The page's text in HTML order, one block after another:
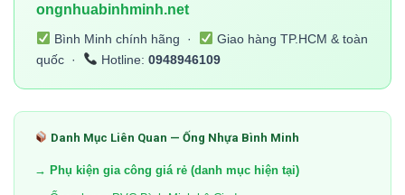
ongnhuabinhminh.net
Bình Minh chính hãng ·
Giao hàng TP.HCM & toàn
quốc ·
Hotline: 0948946109
Danh Mục Liên Quan — Ống Nhựa Bình Minh
→ Phụ kiện gia công giá rẻ (danh mục hiện tại)